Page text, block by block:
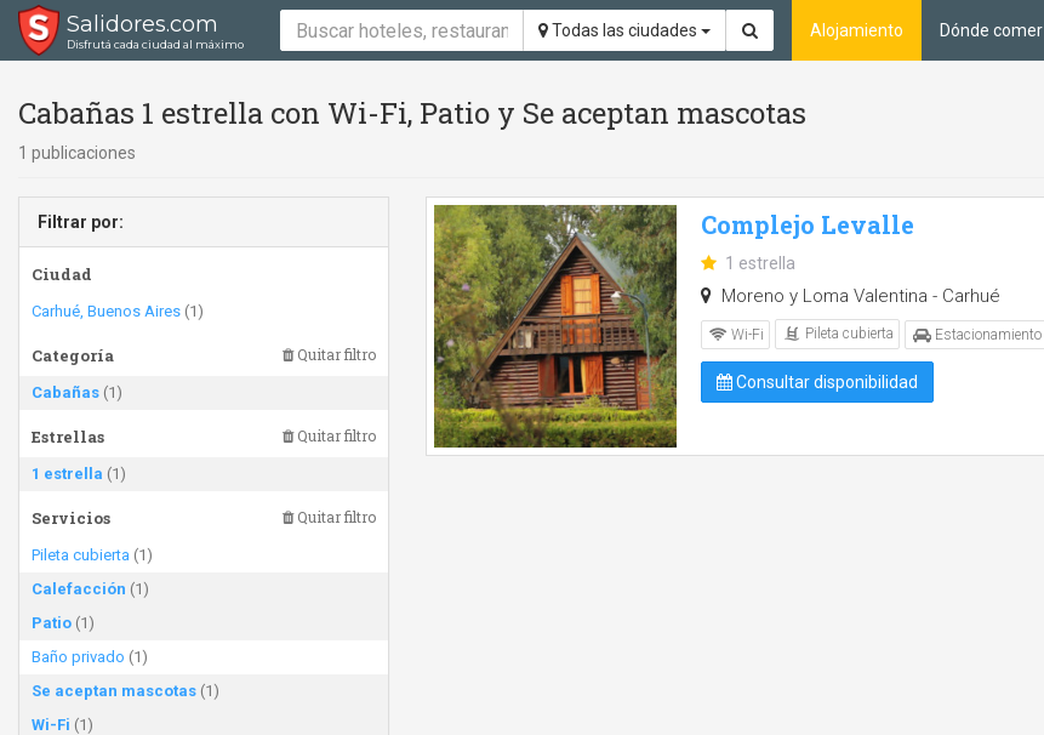
Salidores.com
Disfrutá cada ciudad al máximo
Todas las ciudades Alojamiento Dónde comer
Cabañas 1 estrella con Wi-Fi, Patio y Se aceptan mascotas
1 publicaciones
Filtrar por:
Ciudad
Carhué, Buenos Aires (1)
Categoría Quitar filtro
Cabañas (1)
Estrellas Quitar filtro
1 estrella (1)
Servicios Quitar filtro
Pileta cubierta (1)
Calefacción (1)
Patio (1)
Baño privado (1)
Se aceptan mascotas (1)
Wi-Fi (1)
Complejo Levalle
1 estrella
Moreno y Loma Valentina - Carhué
Wi-Fi Pileta cubierta Estacionamiento
Consultar disponibilidad